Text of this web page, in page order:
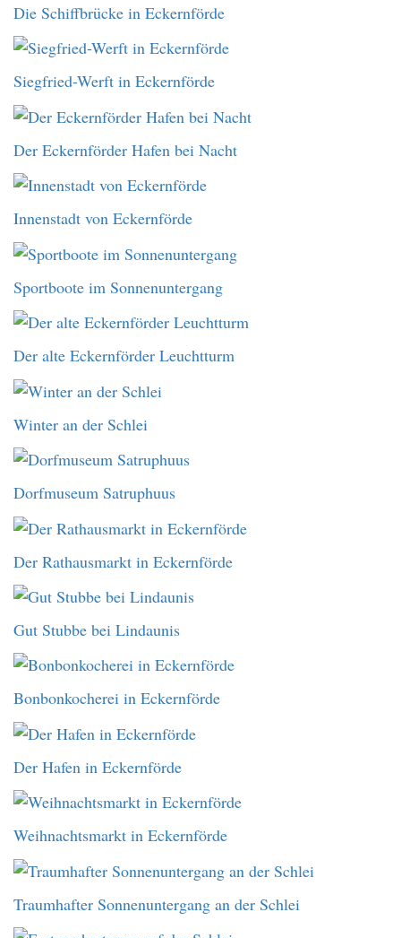
Die Schiffbrücke in Eckernförde
Siegfried-Werft in Eckernförde
Der Eckernförder Hafen bei Nacht
Innenstadt von Eckernförde
Sportboote im Sonnenuntergang
Der alte Eckernförder Leuchtturm
Winter an der Schlei
Dorfmuseum Satruphuus
Der Rathausmarkt in Eckernförde
Gut Stubbe bei Lindaunis
Bonbonkocherei in Eckernförde
Der Hafen in Eckernförde
Weihnachtsmarkt in Eckernförde
Traumhafter Sonnenuntergang an der Schlei